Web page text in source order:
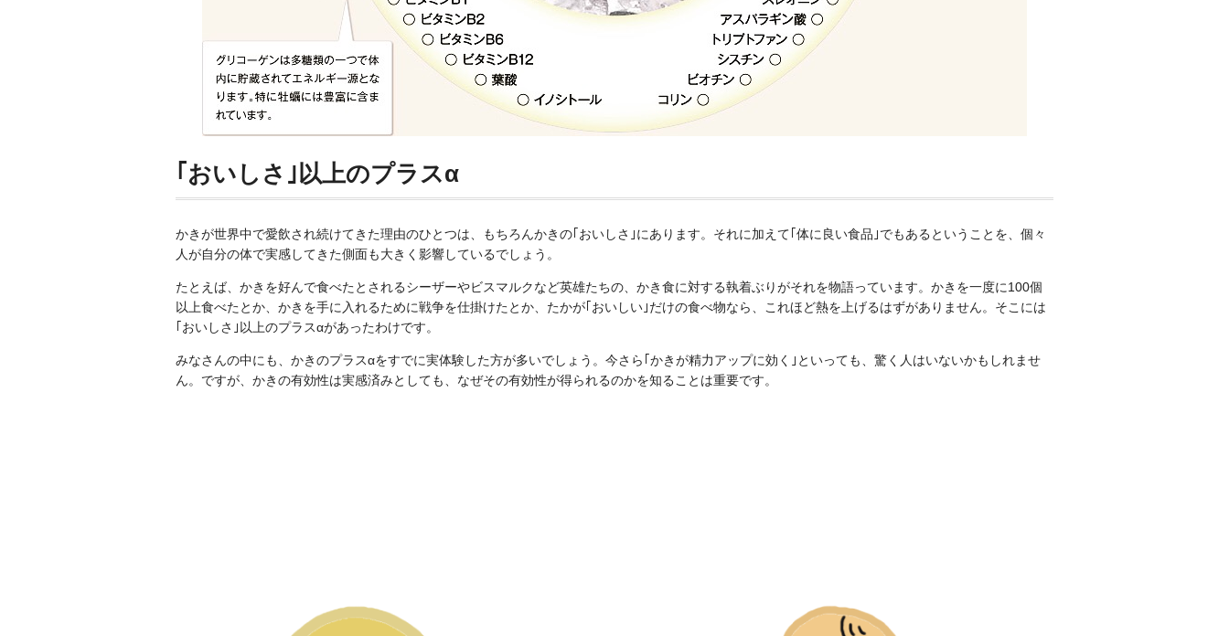
｢おいしさ｣以上のプラスα
かきが世界中で愛飲され続けてきた理由のひとつは、もちろんかきの｢おいしさ｣にあります。それに加えて｢体に良い食品｣でもあるということを、個々
人が自分の体で実感してきた側面も大きく影響しているでしょう。
たとえば、かきを好んで食べたとされるシーザーやビスマルクなど英雄たちの、かき食に対する執着ぶりがそれを物語っています。かきを一度に100個
以上食べたとか、かきを手に入れるために戦争を仕掛けたとか、たかが｢おいしい｣だけの食べ物なら、これほど熱を上げるはずがありません。そこには
｢おいしさ｣以上のプラスαがあったわけです。
みなさんの中にも、かきのプラスαをすでに実体験した方が多いでしょう。今さら｢かきが精力アップに効く｣といっても、驚く人はいないかもしれませ
ん。ですが、かきの有効性は実感済みとしても、なぜその有効性が得られるのかを知ることは重要です。